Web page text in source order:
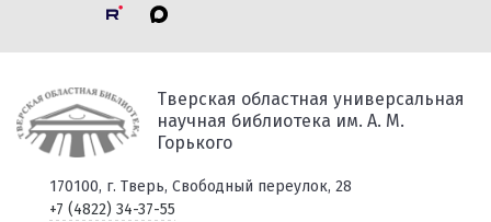
Тверская областная универсальная
научная библиотека им. А. М.
Горького
170100, г. Тверь, Свободный переулок, 28
+7 (4822) 34-37-55